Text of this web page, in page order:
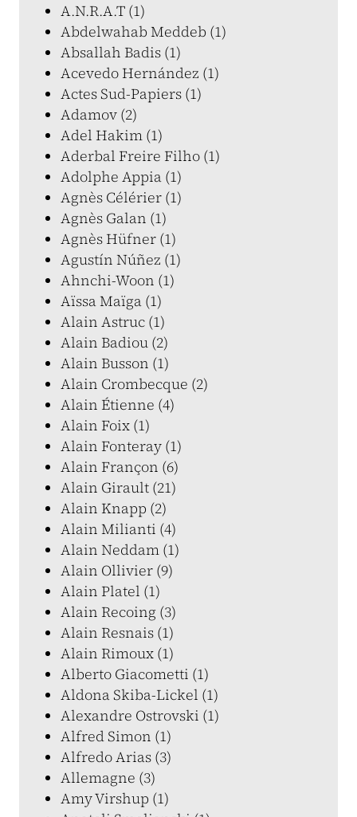
A.N.R.A.T (1)
Abdelwahab Meddeb (1)
Absallah Badis (1)
Acevedo Hernández (1)
Actes Sud-Papiers (1)
Adamov (2)
Adel Hakim (1)
Aderbal Freire Filho (1)
Adolphe Appia (1)
Agnès Célérier (1)
Agnès Galan (1)
Agnès Hüfner (1)
Agustín Núñez (1)
Ahnchi-Woon (1)
Aïssa Maïga (1)
Alain Astruc (1)
Alain Badiou (2)
Alain Busson (1)
Alain Crombecque (2)
Alain Étienne (4)
Alain Foix (1)
Alain Fonteray (1)
Alain Françon (6)
Alain Girault (21)
Alain Knapp (2)
Alain Milianti (4)
Alain Neddam (1)
Alain Ollivier (9)
Alain Platel (1)
Alain Recoing (3)
Alain Resnais (1)
Alain Rimoux (1)
Alberto Giacometti (1)
Aldona Skiba-Lickel (1)
Alexandre Ostrovski (1)
Alfred Simon (1)
Alfredo Arias (3)
Allemagne (3)
Amy Virshup (1)